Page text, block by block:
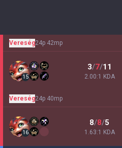
Vereség24p 42mp
15
3/7/11
2.00:1 KDA
Vereség24p 40mp
16
8/8/5
1.63:1 KDA